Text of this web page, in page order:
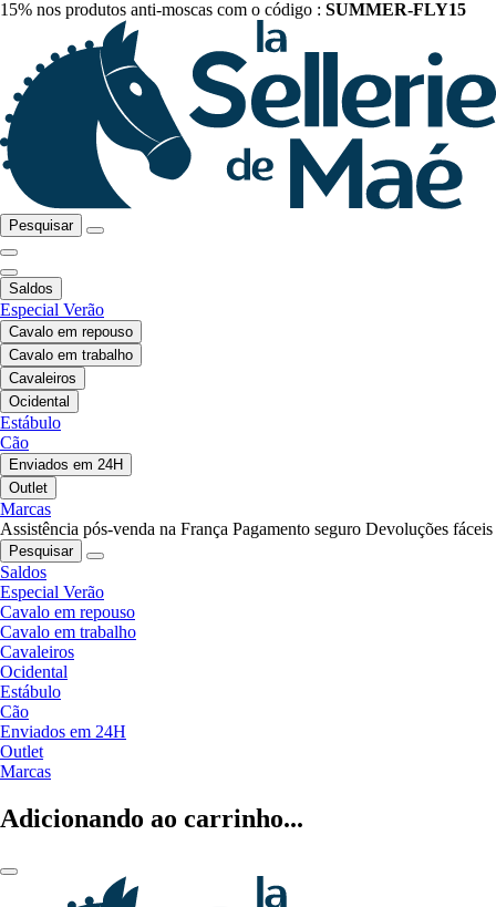
15% nos produtos anti-moscas com o código : SUMMER-FLY15
Pesquisar
Saldos
Especial Verão
Cavalo em repouso
Cavalo em trabalho
Cavaleiros
Ocidental
Estábulo
Cão
Enviados em 24H
Outlet
Marcas
Assistência pós-venda na França Pagamento seguro Devoluções fáceis
Pesquisar
Saldos
Especial Verão
Cavalo em repouso
Cavalo em trabalho
Cavaleiros
Ocidental
Estábulo
Cão
Enviados em 24H
Outlet
Marcas
Adicionando ao carrinho...